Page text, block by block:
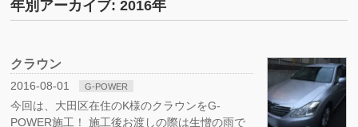
年別アーカイブ: 2016年
クラウン
2016-08-01 G-POWER
今回は、大田区在住のK様のクラウンをG-
POWER施工！ 施工後お渡しの際は生憎の雨で